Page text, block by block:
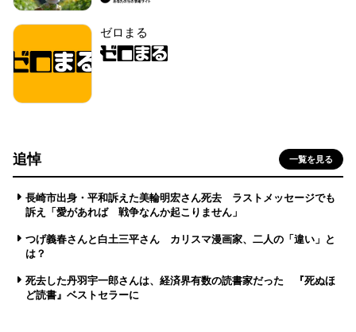
ゼロまる
追悼 一覧を見る
長崎市出身・平和訴えた美輪明宏さん死去 ラストメッセージでも
訴え「愛があれば 戦争なんか起こりません」
つげ義春さんと白土三平さん カリスマ漫画家、二人の「違い」と
は？
死去した丹羽宇一郎さんは、経済界有数の読書家だった 『死ぬほ
ど読書』ベストセラーに